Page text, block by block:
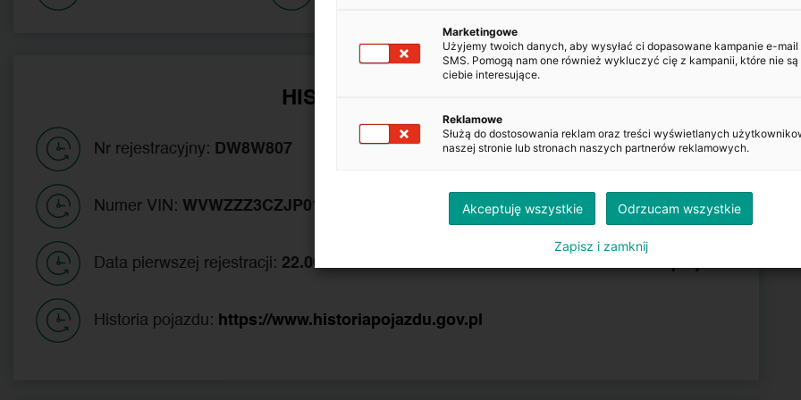
HISTORIA POJAZDU
Nr rejestracyjny: DW8W807 Kopiuj
Numer VIN: WVWZZZ3CZJP018881 Kopiuj
Data pierwszej rejestracji: 22.06.2018
Historia pojazdu: https://www.historiapojazdu.gov.pl
Marketingowe
Użyjemy twoich danych, aby wysyłać ci dopasowane kampanie e-mail
SMS. Pomogą nam one również wykluczyć cię z kampanii, które nie są
ciebie interesujące.
Reklamowe
Służą do dostosowania reklam oraz treści wyświetlanych
naszej stronie lub stronach naszych partnerów reklamowych.
Akceptuję wszystkie Odrzucam wszystkie
Zapisz i zamknij